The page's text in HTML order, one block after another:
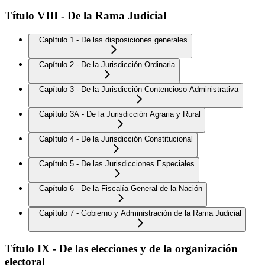
Título VIII - De la Rama Judicial
Capítulo 1 - De las disposiciones generales
Capítulo 2 - De la Jurisdicción Ordinaria
Capítulo 3 - De la Jurisdicción Contencioso Administrativa
Capítulo 3A - De la Jurisdicción Agraria y Rural
Capítulo 4 - De la Jurisdicción Constitucional
Capítulo 5 - De las Jurisdicciones Especiales
Capítulo 6 - De la Fiscalía General de la Nación
Capítulo 7 - Gobierno y Administración de la Rama Judicial
Título IX - De las elecciones y de la organización
electoral